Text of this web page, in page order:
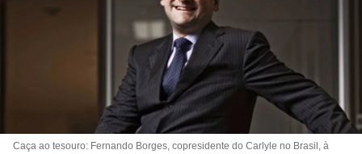
Caça ao tesouro: Fernando Borges, copresidente do Carlyle no Brasil, à